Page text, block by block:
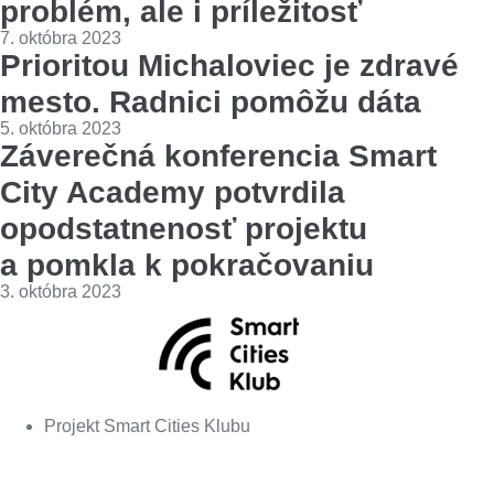
problém, ale i príležitosť
7. októbra 2023
Prioritou Michaloviec je zdravé
mesto. Radnici pomôžu dáta
5. októbra 2023
Záverečná konferencia Smart
City Academy potvrdila
opodstatnenosť projektu
a pomkla k pokračovaniu
3. októbra 2023
Projekt Smart Cities Klubu